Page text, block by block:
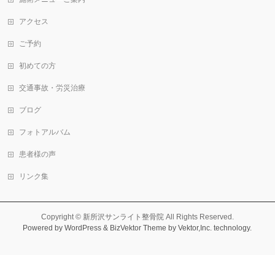
アクセス
ご予約
初めての方
交通事故・労災治療
ブログ
フォトアルバム
患者様の声
リンク集
Copyright © 新所沢サンライト整骨院All Rights Reserved.
Powered byWordPress & BizVektor Theme by Vektor,Inc. technology.